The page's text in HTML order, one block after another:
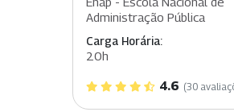
Administração Pública
Carga Horária:
20h
4.6 (30